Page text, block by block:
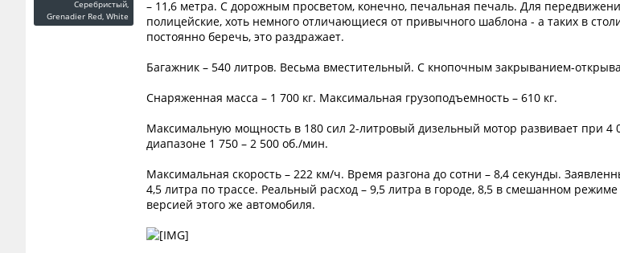
Серебристый,
Grenadier Red, White
– 11,6 метра. С дорожным просветом, конечно, печальная печаль. Для
полицейские, хоть немного отличающиеся от привычного шаблона - а таких в
постоянно беречь, это раздражает.
Багажник – 540 литров. Весьма вместительный. С кнопочным закрыванием-
Снаряженная масса – 1 700 кг. Максимальная грузоподъемность – 610 кг.
Максимальную мощность в 180 сил 2-литровый дизельный мотор развивает при
диапазоне 1 750 – 2 500 об./мин.
Максимальная скорость – 222 км/ч. Время разгона до сотни – 8,4 секунды.
4,5 литра по трассе. Реальный расход – 9,5 литра в городе, 8,5 в смешанном
версией этого же автомобиля.